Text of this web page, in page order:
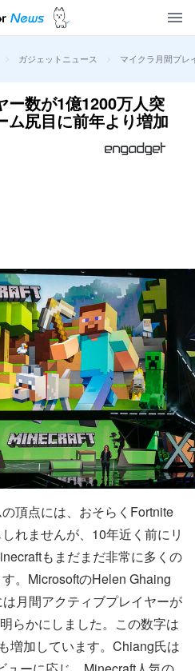
> ガジェットニュース > マイクラ月間プレ
ー数が1億1200万人突
ム尻目に前年より増加
頂点には、おそらくFortnite
れませんが、10年近く前にリ
もまだまだ非常に多くの
。MicrosoftのHelen Ghaing
月間アクティブプレイヤーが
らかにしました。この数字は
増加しています。Chiang氏は